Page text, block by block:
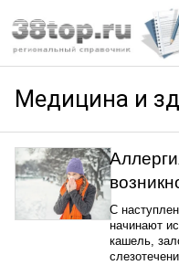
Медицина и
С
начинают
кашель,